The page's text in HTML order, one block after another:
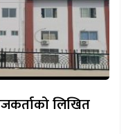
लिखित